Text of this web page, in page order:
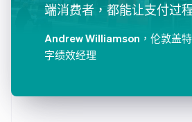
端消费者，都能让支付过
Andrew Williamson ，伦敦盖
字绩效经理